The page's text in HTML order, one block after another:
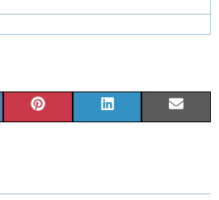
T K I